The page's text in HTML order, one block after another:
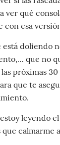
ver qué
con esa
está doliendo
que no
próximas
que te
leyendo
que calmarme